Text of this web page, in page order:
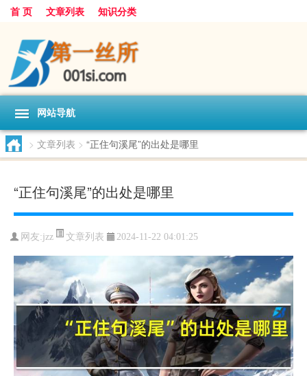
首 页 文章列表 知识分类
网站导航
> 文章列表 > “正住句溪尾”的出处是哪里
“正住句溪尾”的出处是哪里
网友:jzz 文章列表 2024-11-22 04:01:25